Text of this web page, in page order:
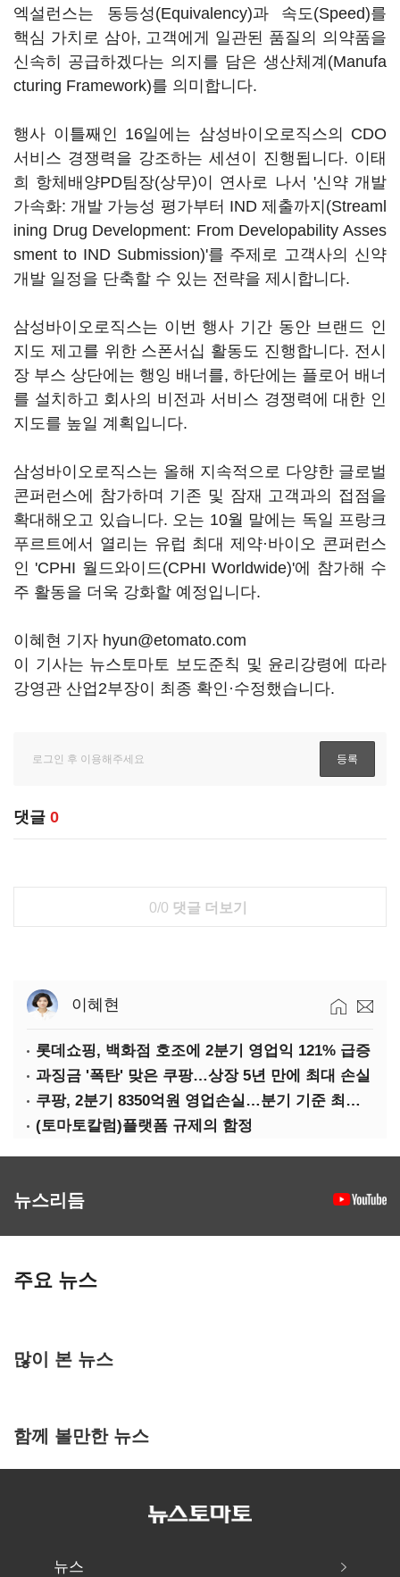
엑설런스는 동등성(Equivalency)과 속도(Speed)를
핵심 가치로 삼아, 고객에게 일관된 품질의 의약품을
신속히 공급하겠다는 의지를 담은 생산체계(Manufa
cturing Framework)를 의미합니다.
행사 이틀째인 16일에는 삼성바이오로직스의 CDO
서비스 경쟁력을 강조하는 세션이 진행됩니다. 이태
희 항체배양PD팀장(상무)이 연사로 나서 '신약 개발
가속화: 개발 가능성 평가부터 IND 제출까지(Streaml
ining Drug Development: From Developability Asses
sment to IND Submission)'를 주제로 고객사의 신약
개발 일정을 단축할 수 있는 전략을 제시합니다.
삼성바이오로직스는 이번 행사 기간 동안 브랜드 인
지도 제고를 위한 스폰서십 활동도 진행합니다. 전시
장 부스 상단에는 행잉 배너를, 하단에는 플로어 배너
를 설치하고 회사의 비전과 서비스 경쟁력에 대한 인
지도를 높일 계획입니다.
삼성바이오로직스는 올해 지속적으로 다양한 글로벌
콘퍼런스에 참가하며 기존 및 잠재 고객과의 접점을
확대해오고 있습니다. 오는 10월 말에는 독일 프랑크
푸르트에서 열리는 유럽 최대 제약·바이오 콘퍼런스
인 'CPHI 월드와이드(CPHI Worldwide)'에 참가해 수
주 활동을 더욱 강화할 예정입니다.
이혜현 기자 hyun@etomato.com
이 기사는 뉴스토마토 보도준칙 및 윤리강령에 따라
강영관 산업2부장이 최종 확인·수정했습니다.
댓글 0
0/0 댓글 더보기
이혜현
롯데쇼핑, 백화점 호조에 2분기 영업익 121% 급증
과징금 '폭탄' 맞은 쿠팡…상장 5년 만에 최대 손실
쿠팡, 2분기 8350억원 영업손실…분기 기준 최대 적자
(토마토칼럼)플랫폼 규제의 함정
뉴스리듬
주요 뉴스
많이 본 뉴스
함께 볼만한 뉴스
뉴스